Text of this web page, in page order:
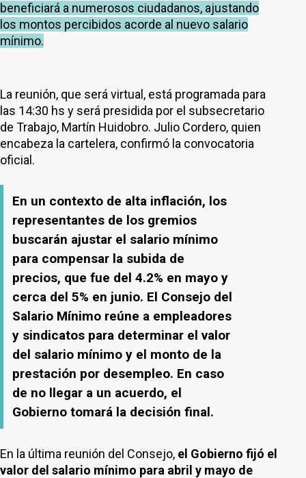
beneficiará a numerosos ciudadanos, ajustando
los montos percibidos acorde al nuevo salario
mínimo.
La reunión, que será virtual, está programada para
las 14:30 hs y será presidida por el subsecretario
de Trabajo, Martín Huidobro. Julio Cordero, quien
encabeza la cartelera, confirmó la convocatoria
oficial.
En un contexto de alta inflación, los
representantes de los gremios
buscarán ajustar el salario mínimo
para compensar la subida de
precios, que fue del 4.2% en mayo y
cerca del 5% en junio. El Consejo del
Salario Mínimo reúne a empleadores
y sindicatos para determinar el valor
del salario mínimo y el monto de la
prestación por desempleo. En caso
de no llegar a un acuerdo, el
Gobierno tomará la decisión final.
En la última reunión del Consejo, el Gobierno fijó el
valor del salario mínimo para abril y mayo de